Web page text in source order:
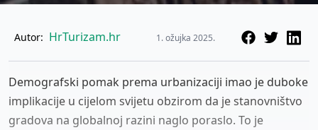
Autor: HrTurizam.hr 1. ožujka 2025.
Demografski pomak prema urbanizaciji imao je duboke
implikacije u cijelom svijetu obzirom da je stanovništvo
gradova na globalnoj razini naglo poraslo. To je